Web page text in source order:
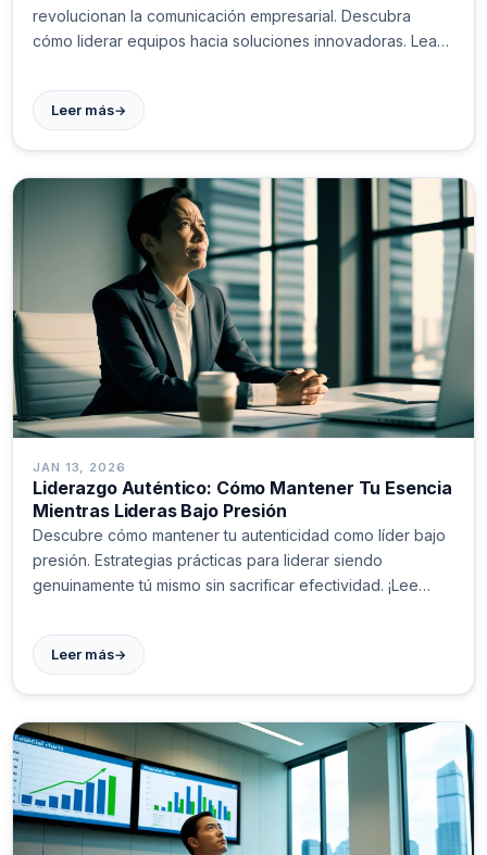
revolucionan la comunicación empresarial. Descubra
cómo liderar equipos hacia soluciones innovadoras. Lea
Leer más→
JAN 13, 2026
Liderazgo Auténtico: Cómo Mantener Tu Esencia
Mientras Lideras Bajo Presión
Descubre cómo mantener tu autenticidad como líder bajo
presión. Estrategias prácticas para liderar siendo
genuinamente tú mismo sin sacrificar efectividad. ¡Lee
Leer más→